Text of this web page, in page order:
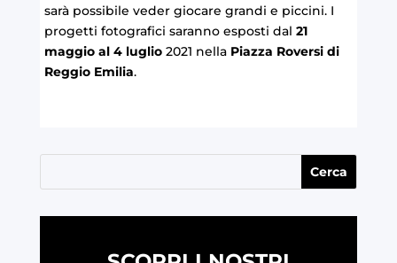
sarà possibile veder giocare grandi e piccini. I
progetti fotografici saranno esposti dal 21
maggio al 4 luglio2021 nella Piazza Roversi di
Reggio Emilia.